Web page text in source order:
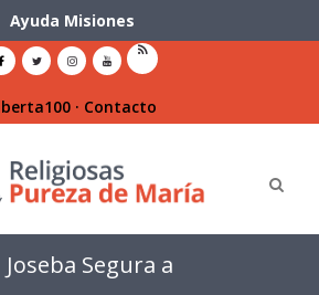
Ayuda Misiones
· Contacto
Segura a